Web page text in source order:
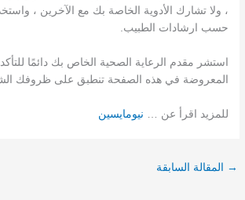
، ولا تشارك الأدوية الخاصة بك مع الآخرين ،
حسب ارشادات الطبيب.
استشر مقدم الرعاية الصحية الخاص بك دائمًا
المعروضة في هذه الصفحة تنطبق على ظروفك
للمزيد اقرأ عن … نيومايسين
→ المقالة السابقة